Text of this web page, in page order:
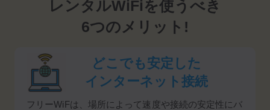
レンタルWiFiを使うべき
6つのメリット!
どこでも安定した
インターネット接続
フリーWiFは、場所によって速度や接続の安定性にバ